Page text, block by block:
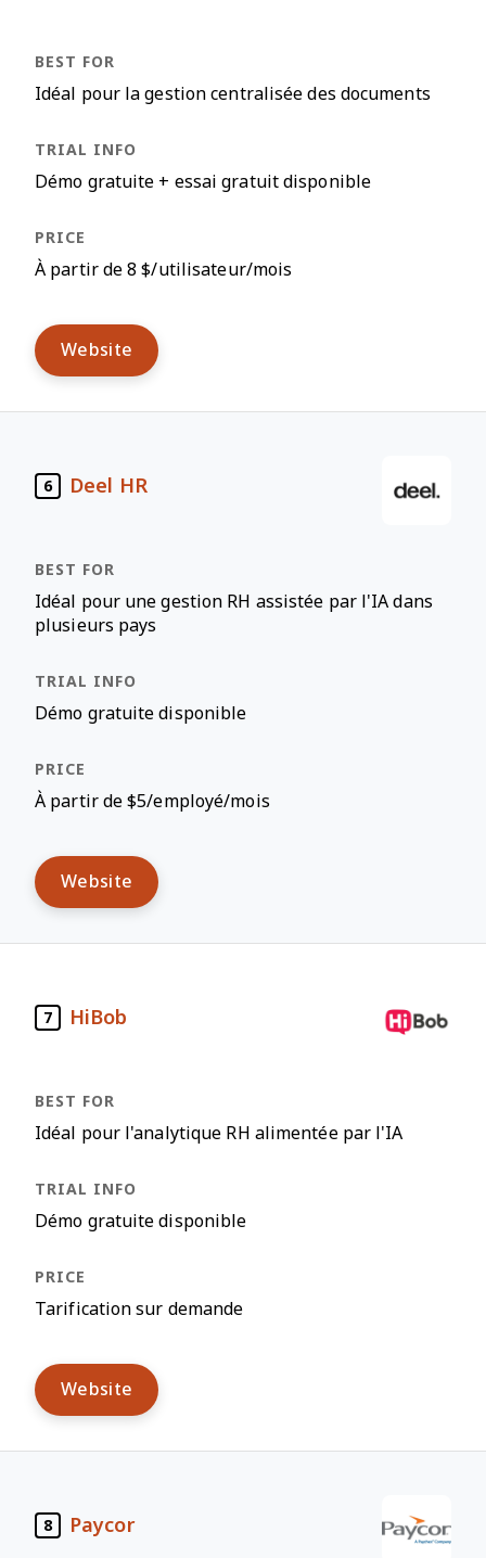
Idéal pour la gestion centralisée des documents
Démo gratuite + essai gratuit disponible
À partir de 8 $/utilisateur/mois
Website
6 Deel HR
Idéal pour une gestion RH assistée par l'IA dans
plusieurs pays
Démo gratuite disponible
À partir de $5/employé/mois
Website
7 HiBob
Idéal pour l'analytique RH alimentée par l'IA
Démo gratuite disponible
Tarification sur demande
Website
8 Paycor